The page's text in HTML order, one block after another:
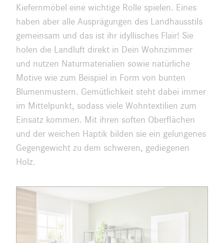
Kiefernmöbel eine wichtige Rolle spielen. Eines
haben aber alle Ausprägungen des Landhausstils
gemeinsam und das ist ihr idyllisches Flair! Sie
holen die Landluft direkt in Dein Wohnzimmer
und nutzen Naturmaterialien sowie natürliche
Motive wie zum Beispiel in Form von bunten
Blumenmustern. Gemütlichkeit steht dabei immer
im Mittelpunkt, sodass viele Wohntextilien zum
Einsatz kommen. Mit ihren soften Oberflächen
und der weichen Haptik bilden sie ein gelungenes
Gegengewicht zu dem schweren, gediegenen
Holz.